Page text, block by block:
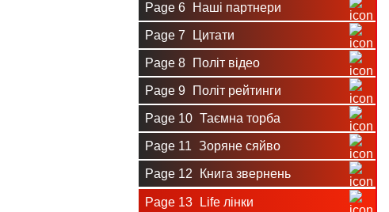
Page 6 Наші партнери
Page 7 Цитати
Page 8 Політ відео
Page 9 Політ рейтинги
Page 10 Таємна торба
Page 11 Зоряне сяйво
Page 12 Книга звернень
Page 13 Life лінки